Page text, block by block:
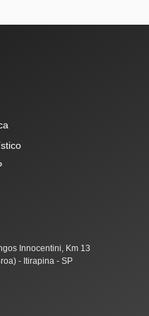
Innocentini, Km 13
- Itirapina - SP